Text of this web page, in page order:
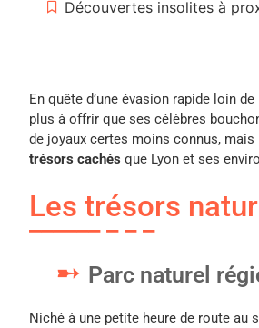
Découvertes insolites à
En quête d’une évasion rapide loin
plus à offrir que ses célèbres
de joyaux certes moins connus,
trésors cachés que Lyon et ses
Les trésors
Parc naturel
Niché à une petite heure de route au